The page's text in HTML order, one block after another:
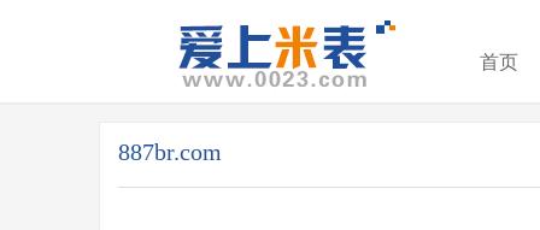
首页
887br.com